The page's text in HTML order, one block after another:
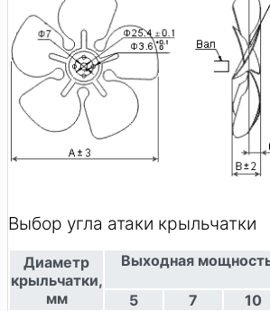
Выбор угла атаки крыльчатки
Диаметр
крыльчатки,
мм
Выходная
5
7 10